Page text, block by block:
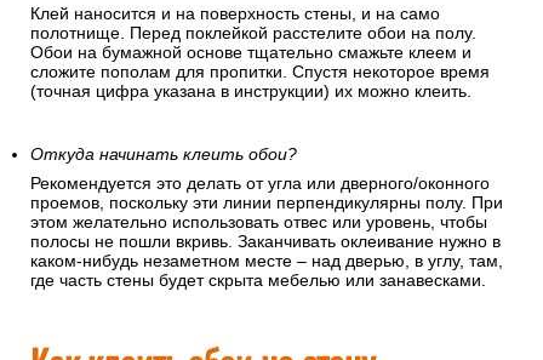
Клей наносится и на поверхность стены, и на само
полотнище. Перед поклейкой расстелите обои на полу.
Обои на бумажной основе тщательно смажьте клеем и
сложите пополам для пропитки. Спустя некоторое время
(точная цифра указана в инструкции) их можно клеить.
Откуда начинать клеить обои?
Рекомендуется это делать от угла или дверного/оконного
проемов, поскольку эти линии перпендикулярны полу. При
этом желательно использовать отвес или уровень, чтобы
полосы не пошли вкривь. Заканчивать оклеивание нужно в
каком-нибудь незаметном месте – над дверью, в углу, там,
где часть стены будет скрыта мебелью или занавесками.